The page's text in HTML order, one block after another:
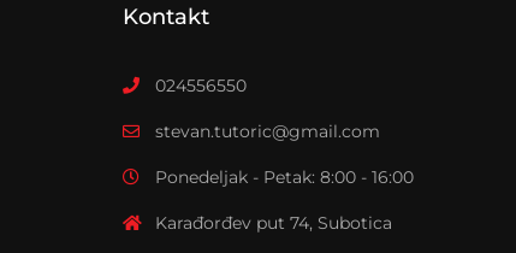
Kontakt
024556550
stevan.tutoric@gmail.com
Ponedeljak - Petak: 8:00 - 16:00
Karađorđev put 74, Subotica